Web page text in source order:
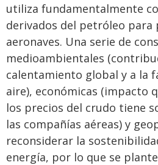
utiliza fundamentalmente
derivados del petróleo para
aeronaves. Una serie de
medioambientales
calentamiento global y a la
aire), económicas (impacto
los precios del crudo tiene
las compañías aéreas) y
reconsiderar la
energía, por lo que se